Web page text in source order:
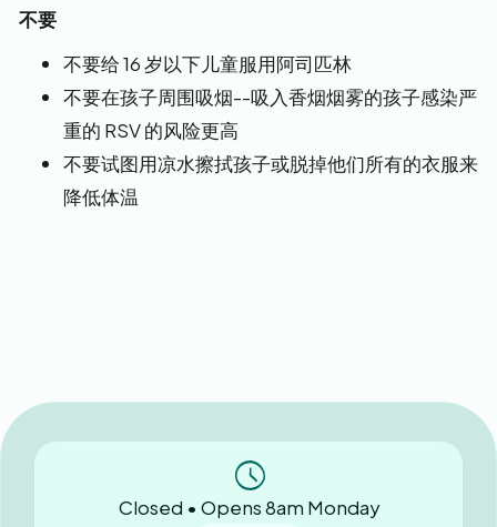
不要
不要给 16 岁以下儿童服用阿司匹林
不要在孩子周围吸烟--吸入香烟烟雾的孩子感染严
重的 RSV 的风险更高
不要试图用凉水擦拭孩子或脱掉他们所有的衣服来
降低体温
Closed • Opens 8am Monday